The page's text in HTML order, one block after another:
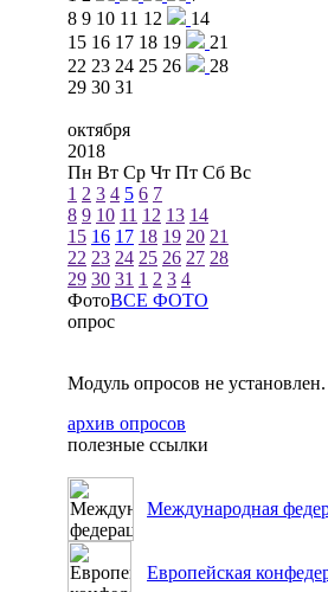
8 9 10 11 12
14
15 16 17 18 19
21
22 23 24 25 26
28
29 30 31
октября
2018
Пн Вт Ср Чт Пт Сб Вс
1 2 3 4 5 6 7
8 9 10 11 12 13 14
15 16 17 18 19 20 21
22 23 24 25 26 27 28
29 30 31 1 2 3 4
ФотоВСЕ ФОТО
опрос
Модуль опросов не установлен.
архив опросов
полезные ссылки
Международная
Европейская